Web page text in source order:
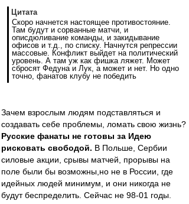
Цитата
Скоро начнется настоящее противостояние.
Там будут и сорванные матчи, и
описдюливание команды, и закидывание
офисов и т.д., по списку. Начнутся репрессии
массовые. Конфликт выйдет на политический
уровень. А там уж как фишка ляжет. Может
сбросят Федуна и Лук, а может и нет. Но одно
точно, фанатов клубу не победить
Зачем взрослым людям подставляться и
создавать себе проблемы, ломать свою жизнь?
Русские фанаты не готовы за Идею
рисковать свободой. В Польше, Сербии
силовые акции, срывы матчей, прорывы на
поле были бы возможны,но не в России, где
идейных людей минимум, и они никогда не
будут беспределить. Сейчас не 98-01 годы.